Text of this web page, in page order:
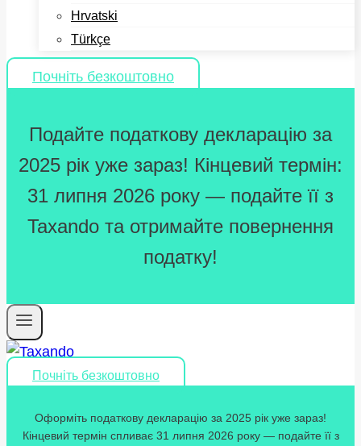
Hrvatski
Türkçe
Почніть безкоштовно
Подайте податкову декларацію за
2025 рік уже зараз! Кінцевий термін:
31 липня 2026 року — подайте її з
Taxando та отримайте повернення
податку!
Почніть безкоштовно
Оформіть податкову декларацію за 2025 рік уже зараз!
Кінцевий термін спливає 31 липня 2026 року — подайте її з